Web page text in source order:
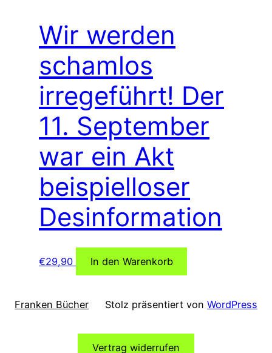
Wir werden
schamlos
irregeführt! Der
11. September
war ein Akt
beispielloser
Desinformation
€29,90 In den Warenkorb
Franken Bücher Stolz präsentiert von WordPress
Vertrag widerrufen